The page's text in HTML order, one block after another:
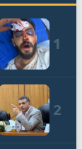
1
2